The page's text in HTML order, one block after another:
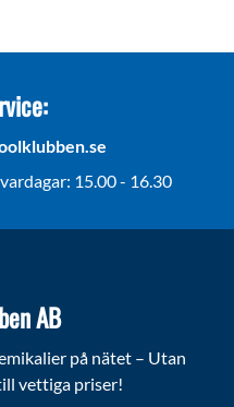
15.00 - 16.30
AB
på nätet – Utan
vettiga priser!